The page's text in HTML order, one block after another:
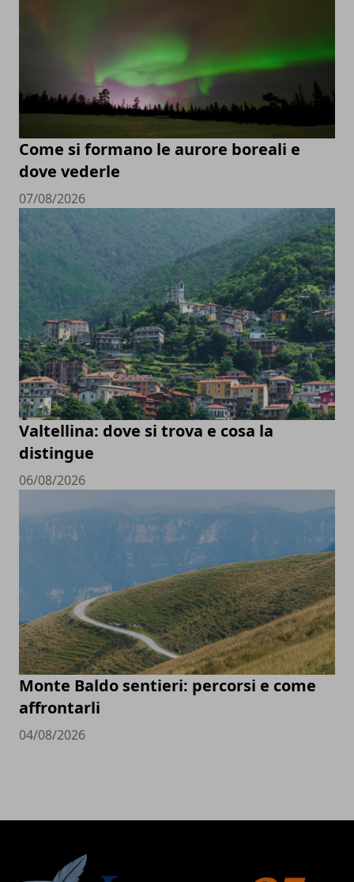
Come si formano le aurore boreali e
dove vederle
07/08/2026
Valtellina: dove si trova e cosa la
distingue
06/08/2026
Monte Baldo sentieri: percorsi e come
affrontarli
04/08/2026